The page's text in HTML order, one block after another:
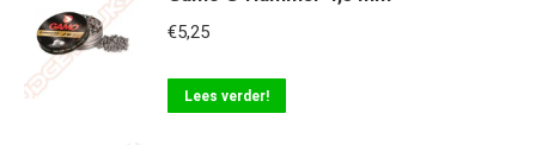
€5,25
Lees verder!